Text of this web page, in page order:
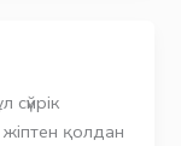
қолдан